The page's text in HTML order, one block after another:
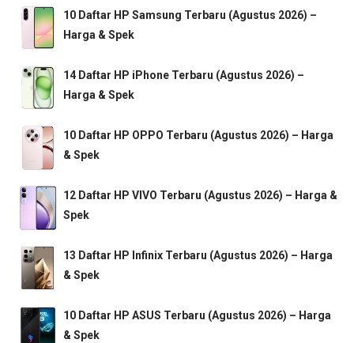
10 Daftar HP Samsung Terbaru (Agustus 2026) –
Harga & Spek
14 Daftar HP iPhone Terbaru (Agustus 2026) –
Harga & Spek
10 Daftar HP OPPO Terbaru (Agustus 2026) – Harga
& Spek
12 Daftar HP VIVO Terbaru (Agustus 2026) – Harga &
Spek
13 Daftar HP Infinix Terbaru (Agustus 2026) – Harga
& Spek
10 Daftar HP ASUS Terbaru (Agustus 2026) – Harga
& Spek